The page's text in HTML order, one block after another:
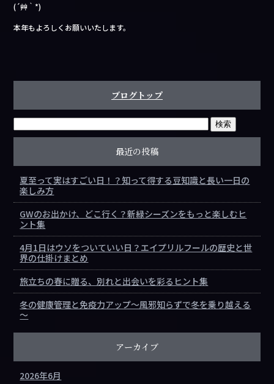
(´艸｀*)
本年もよろしくお願いいたします。
ブログトップ
最近の投稿
夏至って実はすごい日！？知って得する豆知識と長い一日の
楽しみ方
GWのお出かけ、どこ行く？新緑シーズンをもっと楽しむヒ
ント集
4月1日はウソをついていい日？エイプリルフールの歴史と世
界の仕掛けまとめ
旅立ちの春に贈る、別れと出会いを彩るヒント集
冬の健康管理と免疫力アップ～風邪知らずで冬を乗り越える
～
アーカイブ
2026年6月